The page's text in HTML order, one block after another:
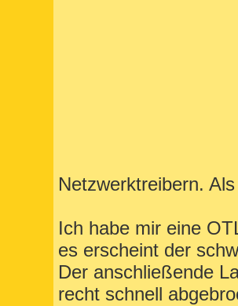
Netzwerktreibern.
Ich habe mir eine
es erscheint der
Der anschließende
recht schnell